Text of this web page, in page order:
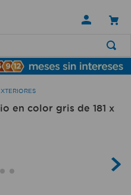
en color gris de 181 x